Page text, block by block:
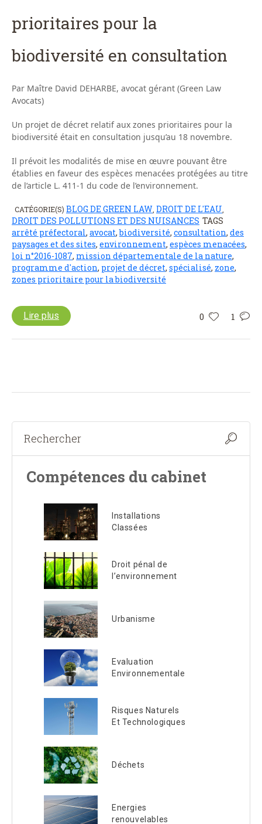
prioritaires pour la
biodiversité en consultation
Par Maître David DEHARBE, avocat gérant (Green Law
Avocats)
Un projet de décret relatif aux zones prioritaires pour la
biodiversité était en consultation jusqu’au 18 novembre.
Il prévoit les modalités de mise en œuvre pouvant être
établies en faveur des espèces menacées protégées au titre
de l’article L. 411-1 du code de l’environnement.
CATÉGORIE(S) BLOG DE GREEN LAW DROIT DE L'EAU
DROIT DES POLLUTIONS ET DES NUISANCES TAGS
arrêté préfectoral, avocat,biodiversité, consultation, des
paysages et des sites, environnement, espèces menacées,
loi n°2016-1087, mission départementale de la nature,
programme d'action, projet de décret, spécialisé, zone,
zones prioritaire pour la biodiversité
0 1
Lire plus
Compétences du cabinet
Installations
Classées
Droit pénal de
l’environnement
Urbanisme
Evaluation
Environnementale
Risques Naturels
Et Technologiques
Déchets
Energies
renouvelables